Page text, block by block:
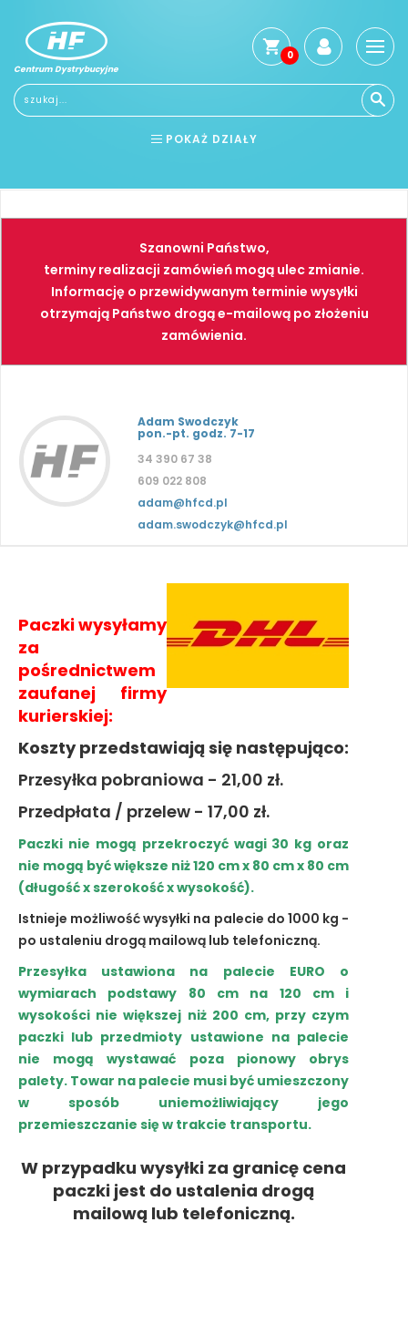
Centrum Dystrybucyjne
0
POKAŻ DZIAŁY
NARZĘDZIA SPAWALNICTWO
FARBY PNEUMATYKA
Szanowni Państwo,
terminy realizacji zamówień mogą ulec zmianie.
Informację o przewidywanym terminie wysyłki
otrzymają Państwo drogą e-mailową po złożeniu
zamówienia.
Adam Swodczyk
pon.-pt. godz. 7-17
34 390 67 38
609 022 808
adam@hfcd.pl
adam.swodczyk@hfcd.pl
Paczki wysyłamy
za
pośrednictwem
zaufanej firmy
kurierskiej:
Koszty przedstawiają się następująco:
Przesyłka pobraniowa - 21,00 zł.
Przedpłata / przelew - 17,00 zł.
Paczki nie mogą przekroczyć wagi 30 kg oraz
nie mogą być większe niż 120 cm x 80 cm x 80 cm
(długość x szerokość x wysokość).
Istnieje możliwość wysyłki na palecie do 1000 kg -
po ustaleniu drogą mailową lub telefoniczną.
Przesyłka ustawiona na palecie EURO o
wymiarach podstawy 80 cm na 120 cm i
wysokości nie większej niż 200 cm, przy czym
paczki lub przedmioty ustawione na palecie
nie mogą wystawać poza pionowy obrys
palety. Towar na palecie musi być umieszczony
w sposób uniemożliwiający jego
przemieszczanie się w trakcie transportu.
W przypadku wysyłki za granicę cena
paczki jest do ustalenia drogą
mailową lub telefoniczną.